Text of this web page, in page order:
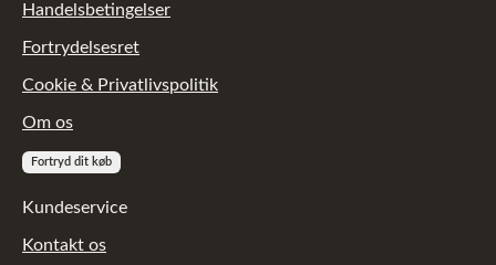
Handelsbetingelser
Fortrydelsesret
Cookie & Privatlivspolitik
Om os
Fortryd dit køb
Kundeservice
Kontakt os